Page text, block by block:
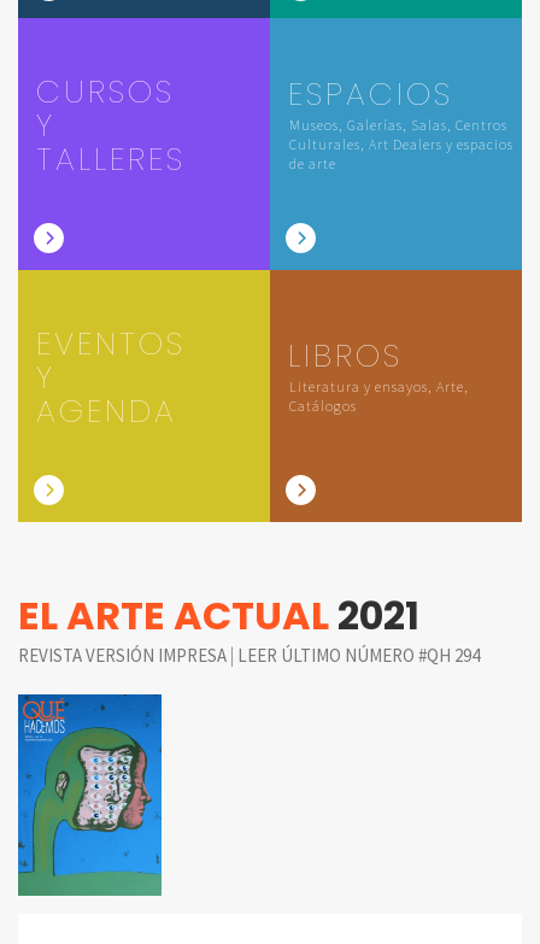
CURSOS
Y
TALLERES
ESPACIOS
Museos, Galerías, Salas, Centros
Culturales, Art Dealers y espacios
de arte
EVENTOS
Y
AGENDA
LIBROS
Literatura y ensayos, Arte,
Catálogos
EL ARTE ACTUAL2021
REVISTA VERSIÓN IMPRESA | LEER ÚLTIMO NÚMERO #QH 294